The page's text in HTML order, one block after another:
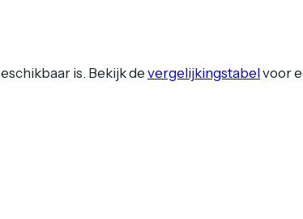
is. Bekijk de vergelijkingstabelvoor